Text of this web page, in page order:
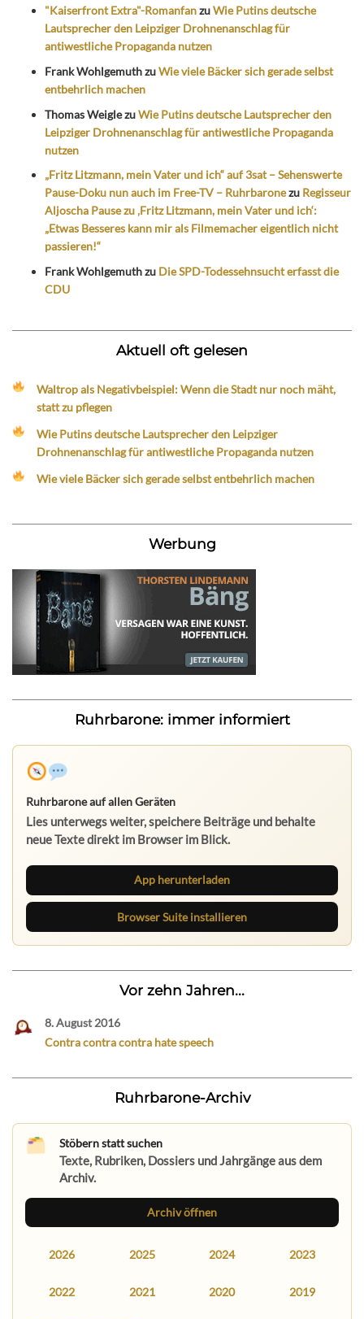
"Kaiserfront Extra"-RomanfanzuWie Putins deutsche
Lautsprecher den Leipziger Drohnenanschlag für
antiwestliche Propaganda nutzen
Frank WohlgemuthzuWie viele Bäcker sich gerade selbst
entbehrlich machen
Thomas WeiglezuWie Putins deutsche Lautsprecher den
Leipziger Drohnenanschlag für antiwestliche Propaganda
nutzen
„Fritz Litzmann, mein Vater und ich“ auf 3sat – Sehenswerte
Pause-Doku nun auch im Free-TV – Ruhrbaronezu Regisseur
Aljoscha Pause zu ‚Fritz Litzmann, mein Vater und ich‘:
„Etwas Besseres kann mir als Filmemacher eigentlich nicht
passieren!“
Frank Wohlgemuthzu Die SPD-Todessehnsucht erfasst die
CDU
Aktuell oft gelesen
Waltrop als Negativbeispiel: Wenn die Stadt nur noch mäht,
statt zu pflegen
Wie Putins deutsche Lautsprecher den Leipziger
Drohnenanschlag für antiwestliche Propaganda nutzen
Wie viele Bäcker sich gerade selbst entbehrlich machen
Werbung
Ruhrbarone: immer informiert
Ruhrbarone auf allen Geräten
Lies unterwegs weiter, speichere Beiträge und behalte
neue Texte direkt im Browser im Blick.
App herunterladen
Browser Suite installieren
Vor zehn Jahren...
8. August 2016
Contra contra contra hate speech
Ruhrbarone-Archiv
Stöbern statt suchen
Texte, Rubriken, Dossiers und Jahrgänge aus dem
Archiv.
Archiv öffnen
2026 2025 2024 2023
2022 2021 2020 2019